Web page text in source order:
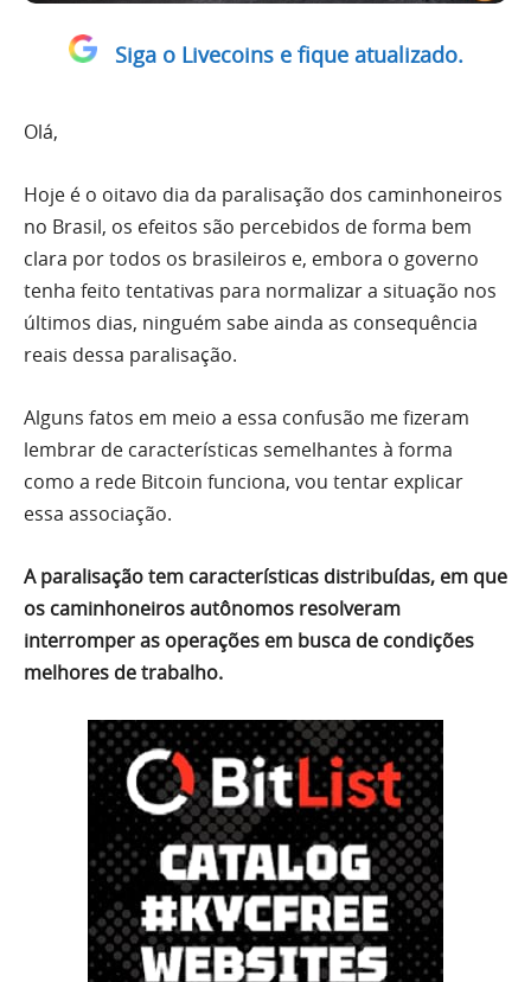
Siga o Livecoins e fique atualizado.
Olá,
Hoje é o oitavo dia da paralisação dos caminhoneiros
no Brasil, os efeitos são percebidos de forma bem
clara por todos os brasileiros e, embora o governo
tenha feito tentativas para normalizar a situação nos
últimos dias, ninguém sabe ainda as consequência
reais dessa paralisação.
Alguns fatos em meio a essa confusão me fizeram
lembrar de características semelhantes à forma
como a rede Bitcoin funciona, vou tentar explicar
essa associação.
A paralisação tem características distribuídas, em que
os caminhoneiros autônomos resolveram
interromper as operações em busca de condições
melhores de trabalho.